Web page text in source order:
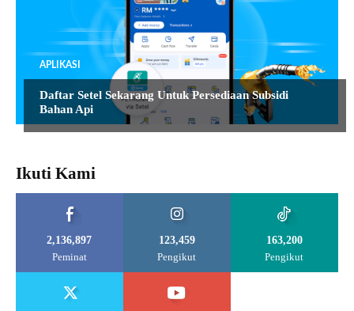
APLIKASI
Daftar Setel Sekarang Untuk Persediaan Subsidi
Bahan Api
Ikuti Kami
2,136,897
Peminat
123,459
Pengikut
163,200
Pengikut